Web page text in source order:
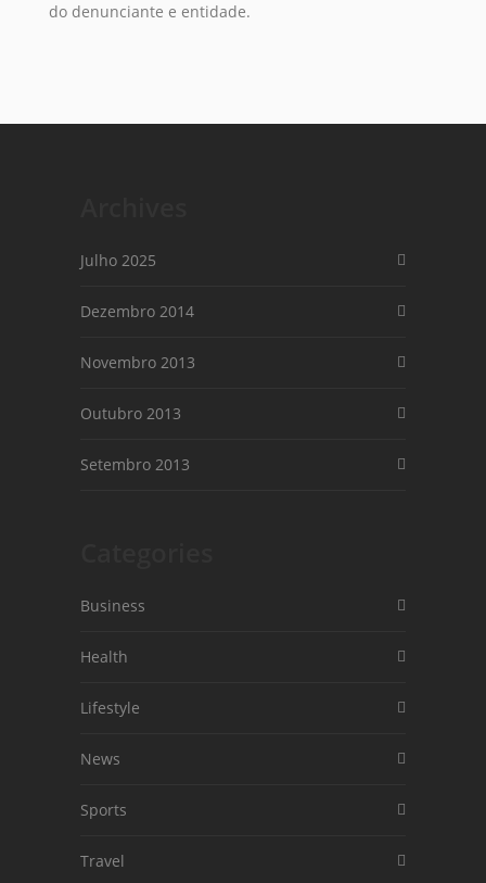
do denunciante e entidade.
Julho 2025
Dezembro 2014
Novembro 2013
Outubro 2013
Setembro 2013
Business
Health
Lifestyle
News
Sports
Travel